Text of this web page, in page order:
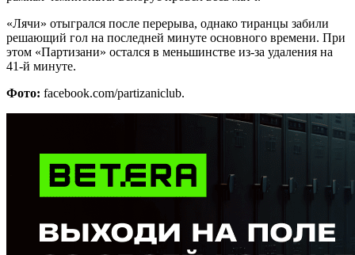
«Лячи» отыгрался после перерыва, однако тиранцы забили
решающий гол на последней минуте основного времени. При
этом «Партизани» остался в меньшинстве из-за удаления на
41-й минуте.
Фото: facebook.com/partizaniclub.